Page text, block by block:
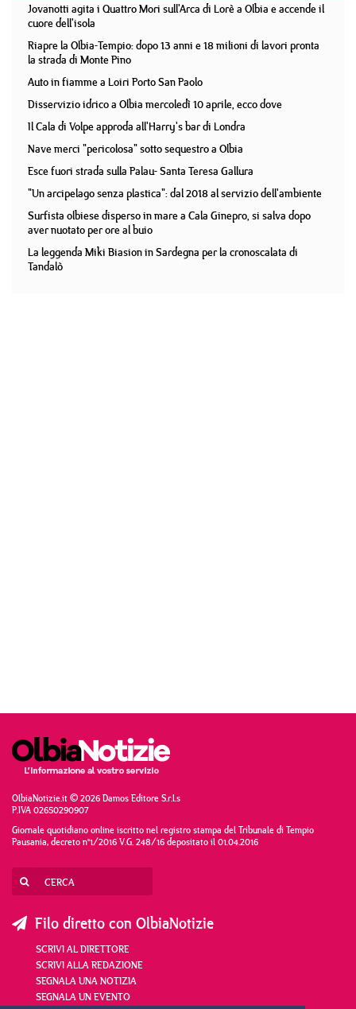
Jovanotti agita i Quattro Mori sull'Arca di Lorè a Olbia e accende il
cuore dell'isola
Riapre la Olbia-Tempio: dopo 13 anni e 18 milioni di lavori pronta
la strada di Monte Pino
Auto in fiamme a Loiri Porto San Paolo
Disservizio idrico a Olbia mercoledì 10 aprile, ecco dove
Il Cala di Volpe approda all'Harry's bar di Londra
Nave merci "pericolosa" sotto sequestro a Olbia
Esce fuori strada sulla Palau- Santa Teresa Gallura
"Un arcipelago senza plastica": dal 2018 al servizio dell'ambiente
Surfista olbiese disperso in mare a Cala Ginepro, si salva dopo
aver nuotato per ore al buio
La leggenda Miki Biasion in Sardegna per la cronoscalata di
Tandalò
OlbiaNotizie.it © 2026 Damos Editore S.r.l.s
P.IVA 02650290907
Giornale quotidiano online iscritto nel registro stampa del Tribunale di Tempio
Pausania, decreto n°1/2016 V.G. 248/16 depositato il 01.04.2016
Filo diretto con OlbiaNotizie
SCRIVI AL DIRETTORE
SCRIVI ALLA REDAZIONE
SEGNALA UNA NOTIZIA
SEGNALA UN EVENTO